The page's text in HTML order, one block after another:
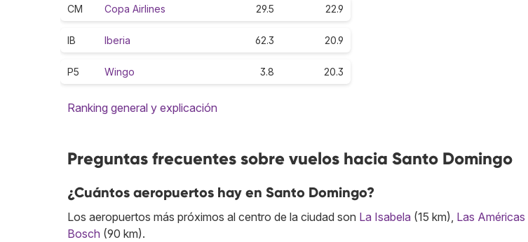
CM Copa Airlines 29.5 22.9
IB Iberia 62.3 20.9
P5 Wingo 3.8 20.3
Ranking general y explicación
Preguntas frecuentes sobre vuelos hacia Santo Domingo
¿Cuántos aeropuertos hay en Santo Domingo?
Los aeropuertos más próximos al centro de la ciudad son La Isabela (15 km), Las Américas
Bosch (90 km).